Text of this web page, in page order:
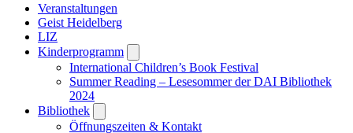
Veranstaltungen
Geist Heidelberg
LIZ
Kinderprogramm
submenu
International Children’s Book Festival
Summer Reading – Lesesommer der DAI Bibliothek
2024
Bibliothek
submenu
Öffnungszeiten & Kontakt